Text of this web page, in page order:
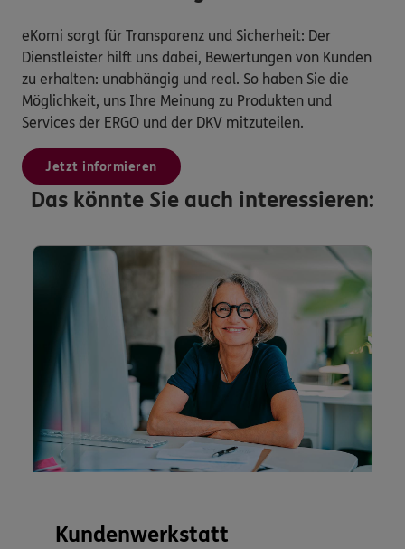
eKomi sorgt für Transparenz und Sicherheit: Der
Dienstleister hilft uns dabei, Bewertungen von Kunden
zu erhalten: unabhängig und real. So haben Sie die
Möglichkeit, uns Ihre Meinung zu Produkten und
Services der ERGO und der DKV mitzuteilen.
Jetzt informieren
Das könnte Sie auch interessieren:
Kundenwerkstatt